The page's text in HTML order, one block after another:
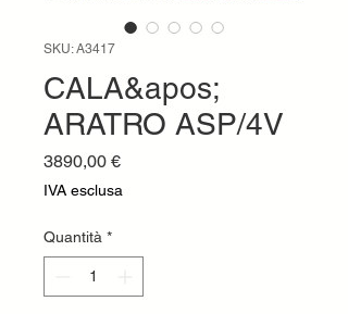
SKU: A3417
CALA&apos;
ARATRO ASP/4V
3890,00 €Prezzo
IVA esclusa
Quantità *